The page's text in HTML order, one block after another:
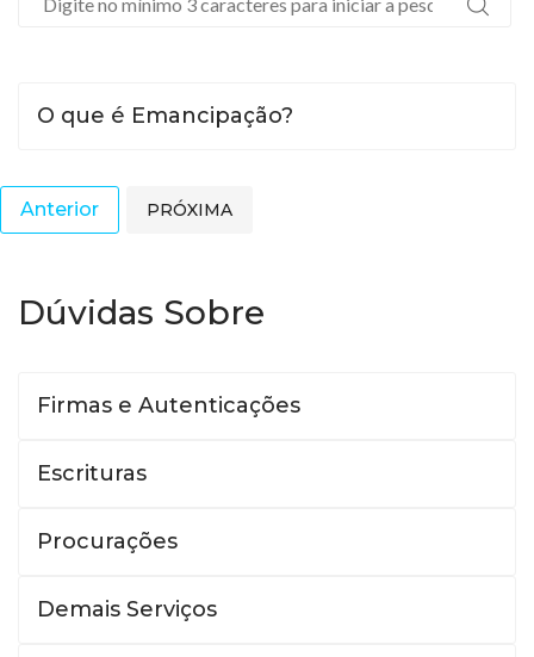
O que é Emancipação?
Anterior PRÓXIMA
Dúvidas Sobre
Firmas e Autenticações
Escrituras
Procurações
Demais Serviços